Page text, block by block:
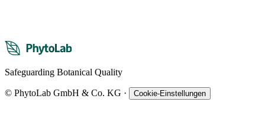
Safeguarding Botanical Quality
© PhytoLab GmbH & Co. KG · Cookie-Einstellungen